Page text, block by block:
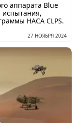
аппарата Blue
испытания,
НАСА CLPS.
27 НОЯБРЯ 2024